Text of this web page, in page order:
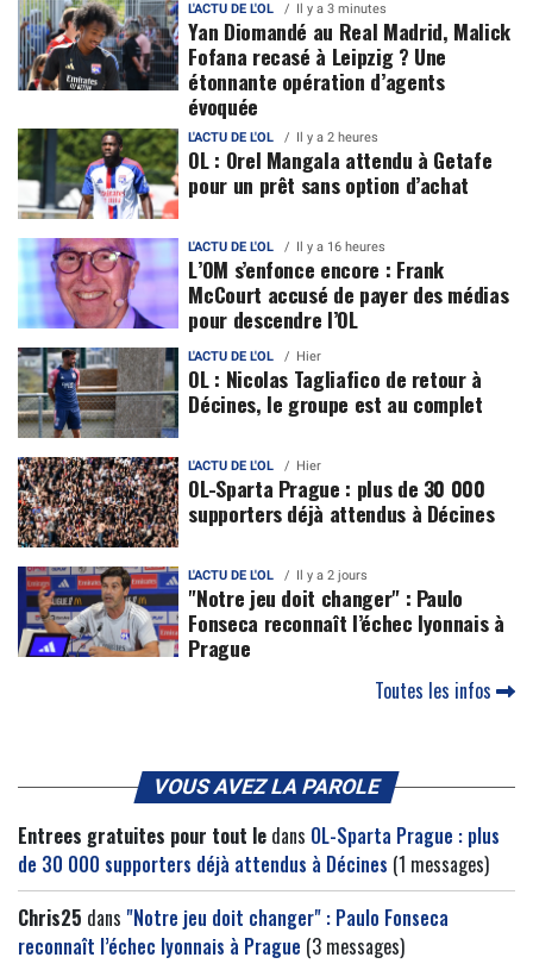
L'ACTU DE L'OL Il y a 3 minutes
Yan Diomandé au Real Madrid, Malick
Fofana recasé à Leipzig ? Une
étonnante opération d’agents
évoquée
L'ACTU DE L'OL Il y a 2 heures
OL : Orel Mangala attendu à Getafe
pour un prêt sans option d’achat
L'ACTU DE L'OL Il y a 16 heures
L’OM s’enfonce encore : Frank
McCourt accusé de payer des médias
pour descendre l’OL
L'ACTU DE L'OL Hier
OL : Nicolas Tagliafico de retour à
Décines, le groupe est au complet
L'ACTU DE L'OL Hier
OL-Sparta Prague : plus de 30 000
supporters déjà attendus à Décines
L'ACTU DE L'OL Il y a 2 jours
"Notre jeu doit changer" : Paulo
Fonseca reconnaît l’échec lyonnais à
Prague
Toutes les infos
VOUS AVEZ LA PAROLE
Entrees gratuites pour tout le dans OL-Sparta Prague : plus
de 30 000 supporters déjà attendus à Décines (1 messages)
Chris25 dans "Notre jeu doit changer" : Paulo Fonseca
reconnaît l’échec lyonnais à Prague (3 messages)